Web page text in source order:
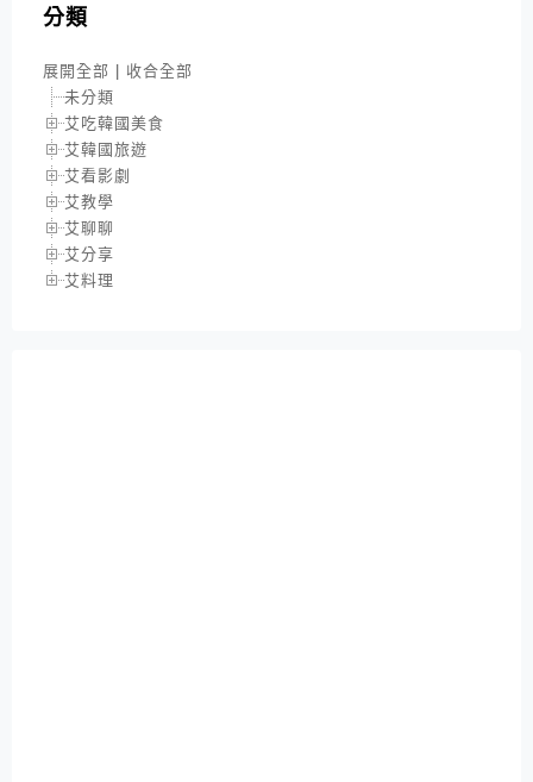
分類
展開全部
收合全部
未分類
艾吃韓國美食
艾韓國旅遊
艾看影劇
艾教學
艾聊聊
艾分享
艾料理